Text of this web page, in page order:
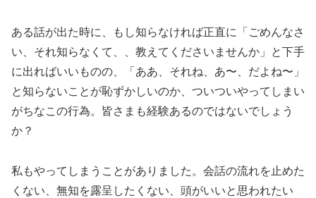
ある話が出た時に、もし知らなければ正直に「ごめんなさ
い、それ知らなくて、、教えてくださいませんか」と下手
に出ればいいものの、「ああ、それね、あ〜、だよね〜」
と知らないことが恥ずかしいのか、ついついやってしまい
がちなこの行為。皆さまも経験あるのではないでしょう
か？
私もやってしまうことがありました。会話の流れを止めた
くない、無知を露呈したくない、頭がいいと思われたい